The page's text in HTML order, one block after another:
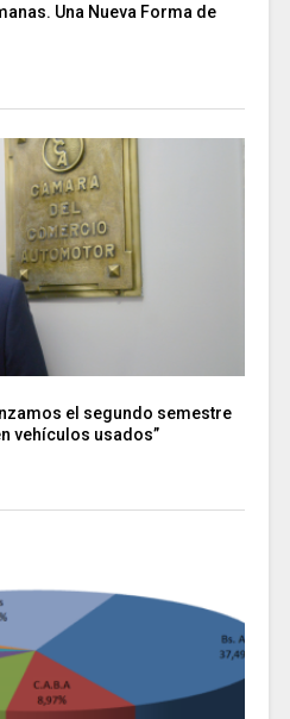
Una Nueva Forma de
el segundo semestre
vehículos usados”